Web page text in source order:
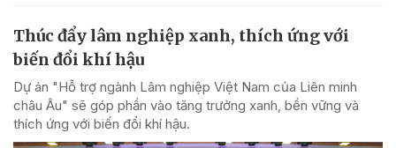
Thúc đẩy lâm nghiệp xanh, thích ứng với
biến đổi khí hậu
Dự án "Hỗ trợ ngành Lâm nghiệp Việt Nam của Liên minh
châu Âu" sẽ góp phần vào tăng trưởng xanh, bền vững và
thích ứng với biến đổi khí hậu.